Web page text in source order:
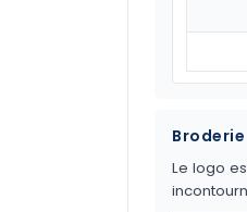
Broderie
Le logo